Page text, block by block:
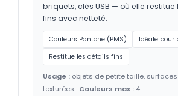
briquets, clés USB — où elle restitue
fins avec netteté.
Couleurs Pantone (PMS)
Idéale pour
Restitue les détails fins
Usage : objets de petite taille,
texturées · Couleurs max : 4